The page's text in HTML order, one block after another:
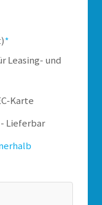
*
Leasing- und
Karte
Lieferbar